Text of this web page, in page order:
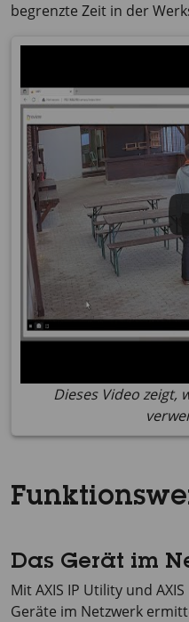
begrenzte Zeit in der
Dieses Video zeigt,
Das Gerät im
MitAXIS IP Utility und
Geräte im Netzwerk